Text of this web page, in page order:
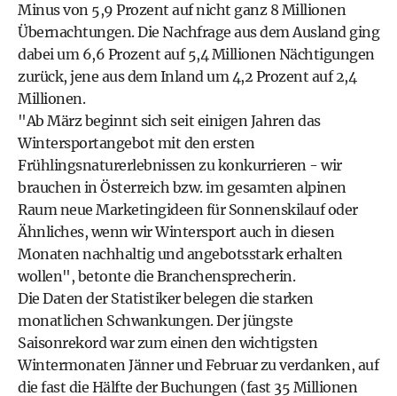
Minus von 5,9 Prozent auf nicht ganz 8 Millionen
Übernachtungen. Die Nachfrage aus dem Ausland ging
dabei um 6,6 Prozent auf 5,4 Millionen Nächtigungen
zurück, jene aus dem Inland um 4,2 Prozent auf 2,4
Millionen.
"Ab März beginnt sich seit einigen Jahren das
Wintersportangebot mit den ersten
Frühlingsnaturerlebnissen zu konkurrieren - wir
brauchen in Österreich bzw. im gesamten alpinen
Raum neue Marketingideen für Sonnenskilauf oder
Ähnliches, wenn wir Wintersport auch in diesen
Monaten nachhaltig und angebotsstark erhalten
wollen", betonte die Branchensprecherin.
Die Daten der Statistiker belegen die starken
monatlichen Schwankungen. Der jüngste
Saisonrekord war zum einen den wichtigsten
Wintermonaten Jänner und Februar zu verdanken, auf
die fast die Hälfte der Buchungen (fast 35 Millionen